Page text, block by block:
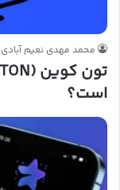
محمد مهدی نعیم آبادی
است؟